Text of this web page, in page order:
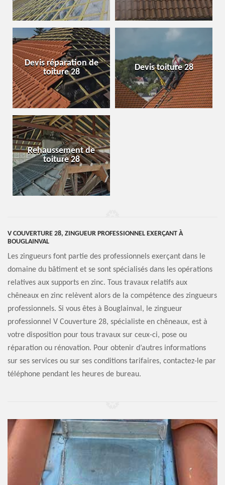
Devis réparation de
toiture 28
Devis toiture 28
Rehaussement de
toiture 28
V COUVERTURE 28, ZINGUEUR PROFESSIONNEL EXERÇANT À
BOUGLAINVAL
Les zingueurs font partie des professionnels exerçant dans le
domaine du bâtiment et se sont spécialisés dans les opérations
relatives aux supports en zinc. Tous travaux relatifs aux
chêneaux en zinc relèvent alors de la compétence des zingueurs
professionnels. Si vous êtes à Bouglainval, le zingueur
professionnel V Couverture 28, spécialiste en chêneaux, est à
votre disposition pour tous travaux sur ceux-ci, pose ou
réparation ou rénovation. Pour obtenir d’autres informations
sur ses services ou sur ses conditions tarifaires, contactez-le par
téléphone pendant les heures de bureau.